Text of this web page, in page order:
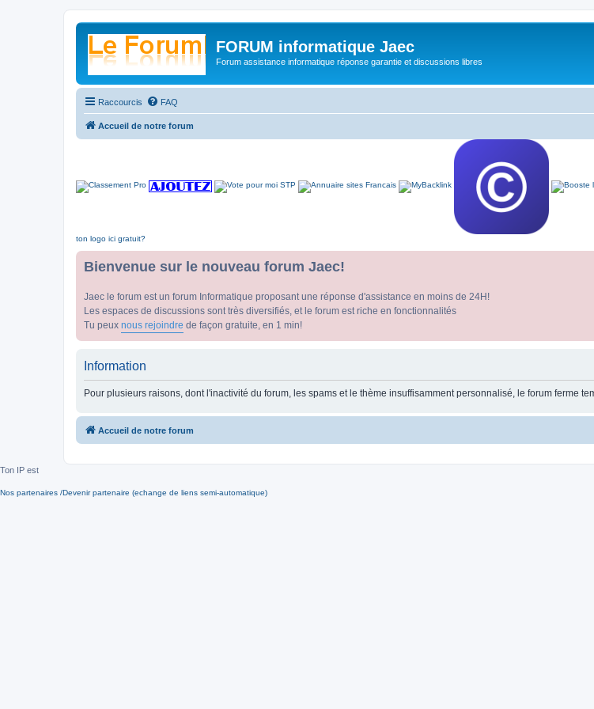
FORUM informatique Jaec
Forum assistance informatique réponse garantie et discussions libres
Raccourcis FAQ
Accueil de notre forum
ton logo ici gratuit?
Bienvenue sur le nouveau forum Jaec!
Jaec le forum est un forum Informatique proposant une réponse d'assistance en moins de 24H!
Les espaces de discussions sont très diversifiés, et le forum est riche en fonctionnalités
Tu peux nous rejoindre de façon gratuite, en 1 min!
Information
Pour plusieurs raisons, dont l'inactivité du forum, les spams et le thème insuffisamment personnalisé, le forum ferme
Accueil de notre forum
Ton IP est
Nos partenaires /Devenir partenaire (echange de liens semi-automatique)